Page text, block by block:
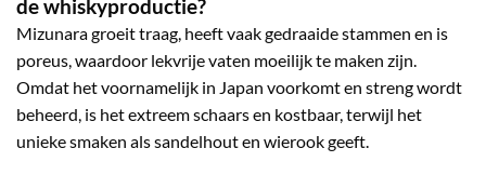
de whiskyproductie?
Mizunara groeit traag, heeft vaak gedraaide stammen en is
poreus, waardoor lekvrije vaten moeilijk te maken zijn.
Omdat het voornamelijk in Japan voorkomt en streng wordt
beheerd, is het extreem schaars en kostbaar, terwijl het
unieke smaken als sandelhout en wierook geeft.